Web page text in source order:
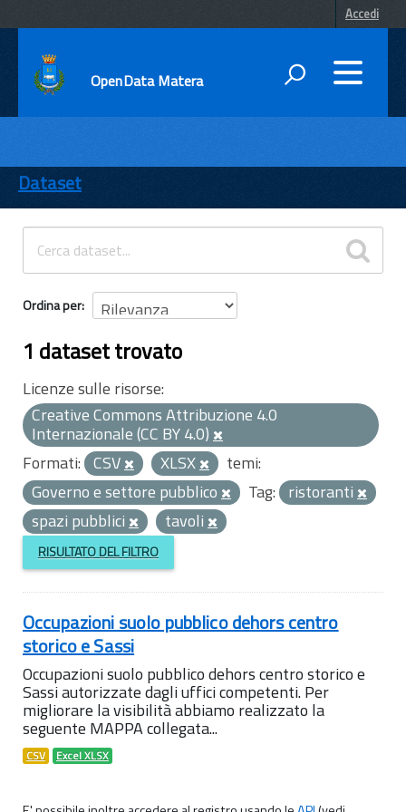
Accedi
OpenData Matera
ENTI
TEMI
INFORMAZIONI
Dataset
Ordina per
1 dataset trovato
Licenze sulle risorse:
Creative Commons Attribuzione 4.0
Internazionale (CC BY 4.0)
Formati: CSV XLSX
temi:
Governo e settore pubblico
Tag: ristoranti
spazi pubblici
tavoli
RISULTATO DEL FILTRO
Occupazioni suolo pubblico dehors centro
storico e Sassi
Occupazioni suolo pubblico dehors centro storico e
Sassi autorizzate dagli uffici competenti. Per
migliorare la visibilità abbiamo realizzato la
seguente MAPPA collegata...
CSV Excel XLSX